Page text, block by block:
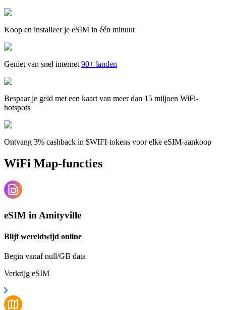
Koop en installeer je eSIM in één minuut
Geniet van snel internet 90+ landen
Bespaar je geld met een kaart van meer dan 15 miljoen WiFi-
hotspots
Ontvang 3% cashback in $WIFI-tokens voor elke eSIM-aankoop
WiFi Map-functies
eSIM in Amityville
Blijf wereldwijd online
Begin vanaf null/GB data
Verkrijg eSIM